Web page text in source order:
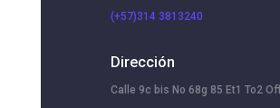
(+57)314 3813240
Dirección
Calle 9c bis No 68g 85 Et1 To2